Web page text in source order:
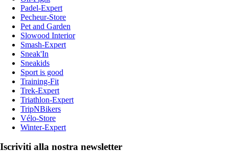
Padel-Expert
Pecheur-Store
Pet and Garden
Slowood Interior
Smash-Expert
Sneak'In
Sneakids
Sport is good
Training-Fit
Trek-Expert
Triathlon-Expert
TripNBikers
Vélo-Store
Winter-Expert
Iscriviti alla nostra newsletter